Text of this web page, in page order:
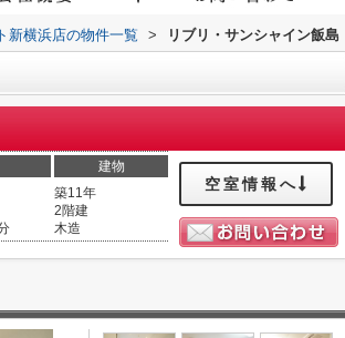
横浜店の物件一覧 > リブリ・サンシャイン飯島
建物
築11年
2階建
木造
空室情報へ